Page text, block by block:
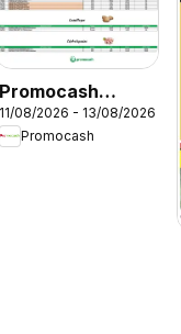
Promocash
Opportunités
Marée
11/08/2026 - 13/08/2026
Promocash